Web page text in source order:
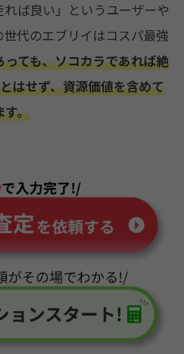
れば良い」というユーザーや
代のエブリイはコスパ最強
っても、ソコカラであれば絶
はせず、資源価値を含めて
す。